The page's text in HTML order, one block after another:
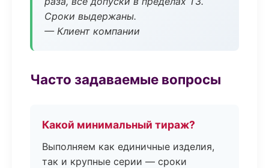
Сроки выдержаны.
— Клиент компании
Часто задаваемые вопросы
Какой минимальный тираж?
Выполняем как единичные изделия,
так и крупные серии — сроки